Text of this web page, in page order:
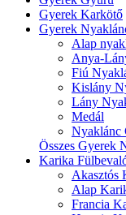
Gyerek Karkötő
Gyerek
Alap
Anya-
Fiú
Kislány
Lány
Medál
Nyaklánc
Összes Gyerek
Karika
Akasztós
Alap
Francia